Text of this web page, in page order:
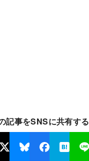
記事をSNSに共有する